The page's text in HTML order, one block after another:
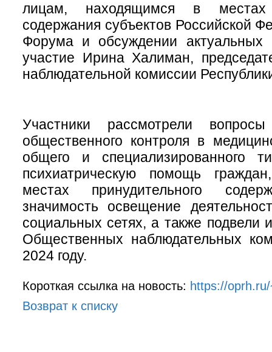
лицам, находящимся в местах
содержания субъектов Российской
Форума и обсуждении актуальных
участие Ирина Халиман,
наблюдательной комиссии
Участники рассмотрели
общественного контроля в
общего и специализированного
психиатрическую помощь
местах принудительного
значимость освещение
социальных сетях, а также подвели
Общественных наблюдательных
2024 году.
Короткая ссылка на новость: https://
Возврат к списку